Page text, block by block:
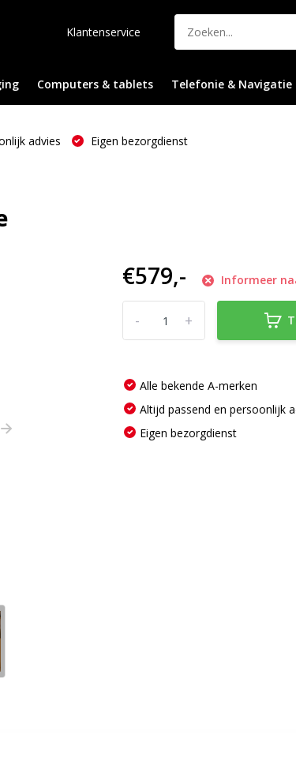
Klantenservice
Computers & tablets Telefonie & Navigatie
advies Eigen bezorgdienst
€579,- Informeer
+
-
Alle bekende A-merken
Altijd passend en persoonlijk
Eigen bezorgdienst